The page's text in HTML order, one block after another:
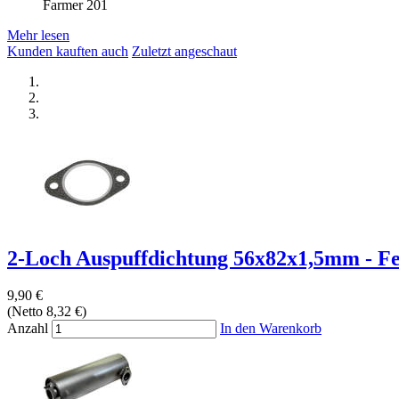
Farmer 201
Mehr lesen
Kunden kauften auch Zuletzt angeschaut
2-Loch Auspuffdichtung 56x82x1,5mm -
9,90 €
(Netto 8,32 €)
Anzahl
In den Warenkorb